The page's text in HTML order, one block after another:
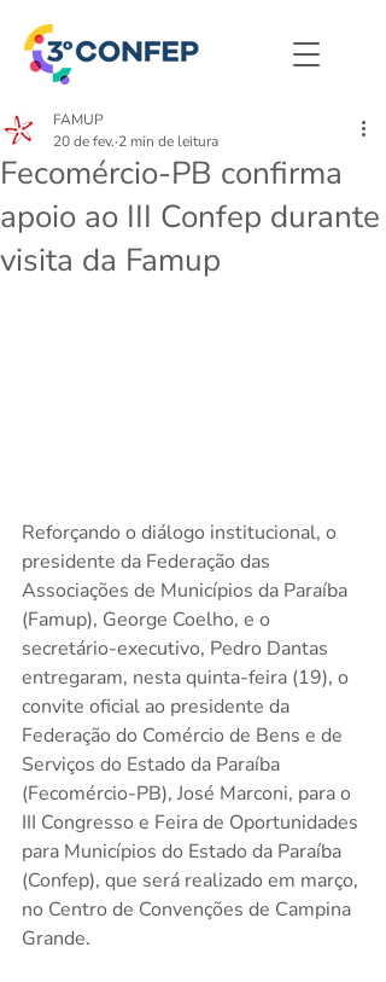
Fecomércio-PB confirma
apoio ao III Confep durante
visita da Famup
FAMUP
20 de fev. 2 min de leitura
Reforçando o diálogo institucional, o
presidente da Federação das
Associações de Municípios da Paraíba
(Famup), George Coelho, e o
secretário-executivo, Pedro Dantas
entregaram, nesta quinta-feira (19), o
convite oficial ao presidente da
Federação do Comércio de Bens e de
Serviços do Estado da Paraíba
(Fecomércio-PB), José Marconi, para o
III Congresso e Feira de Oportunidades
para Municípios do Estado da Paraíba
(Confep), que será realizado em março,
no Centro de Convenções de Campina
Grande.